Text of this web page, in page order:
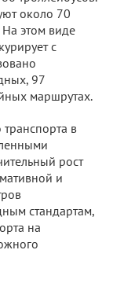
около 70
этом виде
с
97
маршрутах.
в
рост
и
стандартам,
на